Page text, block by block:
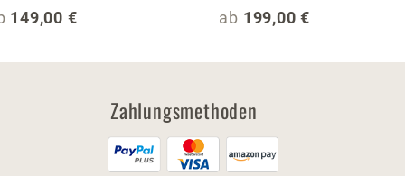
Preis:
149,00 € Regulärer Preis:
ab 199,00 €
Zahlungsmethoden